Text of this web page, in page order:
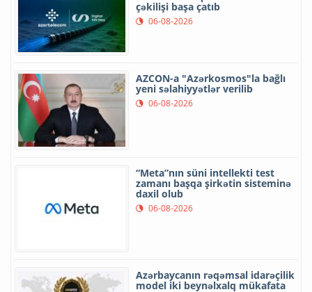
çəkilişi başa çatıb
06-08-2026
AZCON-a "Azərkosmos"la bağlı
yeni səlahiyyətlər verilib
06-08-2026
“Meta”nın süni intellekti test
zamanı başqa şirkətin sisteminə
daxil olub
06-08-2026
Azərbaycanın rəqəmsal idarəçilik
model iki beynəlxalq mükafata